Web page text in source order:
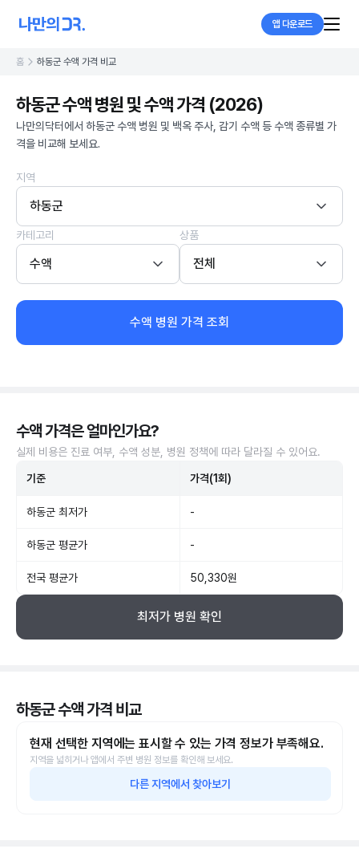
앱 다운로드
홈 하동군 수액 가격 비교
하동군 수액 병원 및 수액 가격 (2026)
나만의닥터에서 하동군 수액 병원 및 백옥 주사, 감기 수액 등 수액 종류별 가
격을 비교해 보세요.
지역
하동군
카테고리
수액
상품
전체
수액 병원 가격 조회
수액 가격은 얼마인가요?
실제 비용은 진료 여부, 수액 성분, 병원 정책에 따라 달라질 수 있어요.
기준 가격(1회)
하동군 최저가 -
하동군 평균가 -
전국 평균가 50,330원
최저가 병원 확인
하동군 수액 가격 비교
현재 선택한 지역에는 표시할 수 있는 가격 정보가 부족해요.
지역을 넓히거나 앱에서 주변 병원 정보를 확인해 보세요.
다른 지역에서 찾아보기